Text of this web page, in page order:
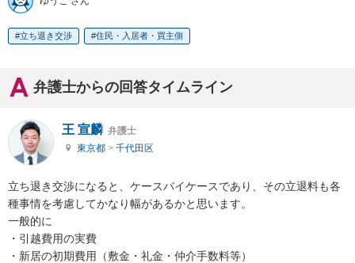
立ち退き交渉 住民・入居者・買主側
弁護士からの回答タイムライン
王 宣麟 弁護士
東京都 > 千代田区
立ち退き交渉になると、ケースバイケースであり、その立退料も各
種事情を考慮してかなり幅があるかと思います。
一般的に
・引越費用の実費
・新居の初期費用（敷金・礼金・仲介手数料等）